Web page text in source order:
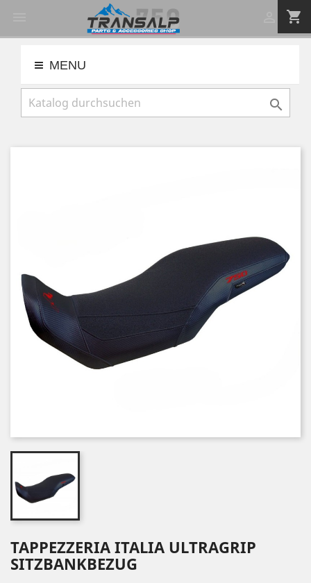
shopping_cart
MENU

TAPPEZZERIA ITALIA ULTRAGRIP
SITZBANKBEZUG